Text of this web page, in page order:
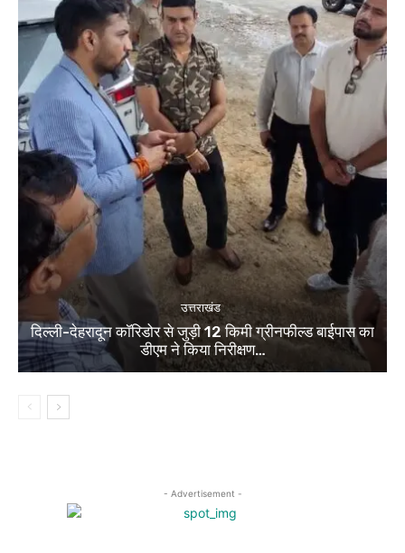
उत्तराखंड
दिल्ली-देहरादून कॉरिडोर से जुड़ी 12 किमी ग्रीनफील्ड बाईपास का
डीएम ने किया निरीक्षण…
- Advertisement -